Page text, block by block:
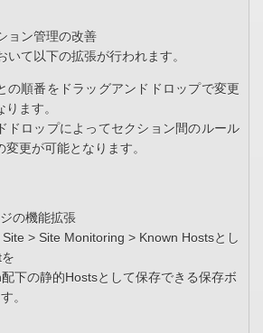
ョン管理の改善
いて以下の拡張が行われます。
の順番をドラッグアンドドロップで変更
ます。
ドロップによってセクション間のルール
更が可能となります。
の機能拡張
> Site Monitoring > Known Hostsとし
下の静的Hostsとして保存できる保存ボ
。